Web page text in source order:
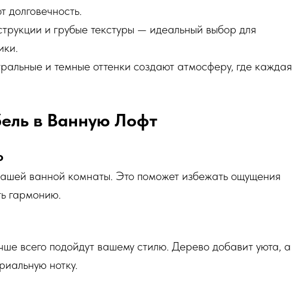
долговечность.
и грубые текстуры — идеальный выбор для
и темные оттенки создают атмосферу, где каждая
в Ванную Лофт
ванной комнаты. Это поможет избежать ощущения
гармонию.
всего подойдут вашему стилю. Дерево добавит уюта, а
нотку.